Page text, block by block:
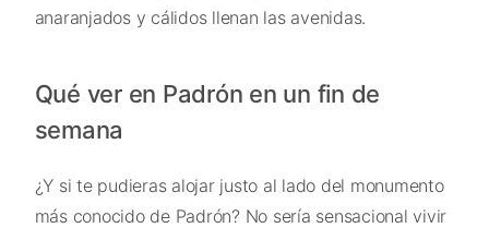
anaranjados y cálidos llenan las avenidas.
Qué ver en Padrón en un fin de
semana
¿Y si te pudieras alojar justo al lado del monumento
más conocido de Padrón? No sería sensacional vivir